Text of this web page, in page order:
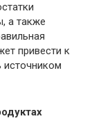
а также
привести к
источником